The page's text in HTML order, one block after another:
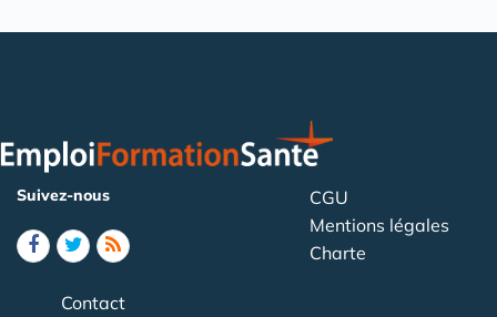
Suivez-nous
CGU
Mentions légales
Charte
Contact